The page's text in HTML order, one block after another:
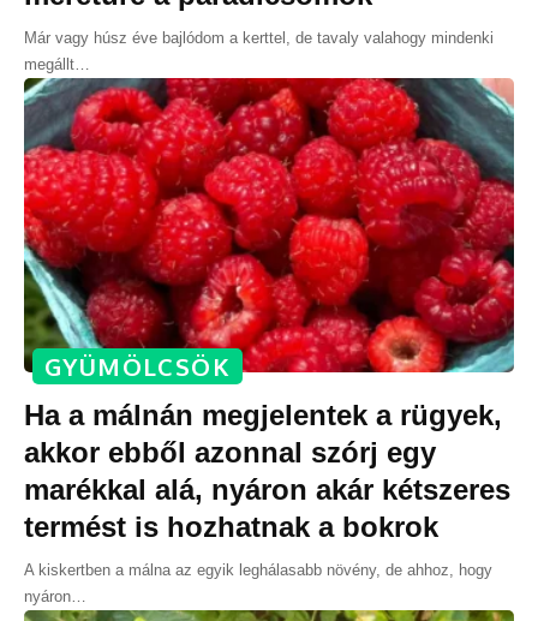
Már vagy húsz éve bajlódom a kerttel, de tavaly valahogy mindenki
megállt
GYÜMÖLCSÖK
Ha a málnán megjelentek a rügyek,
akkor ebből azonnal szórj egy
marékkal alá, nyáron akár kétszeres
termést is hozhatnak a bokrok
A kiskertben a málna az egyik leghálasabb növény, de ahhoz, hogy
nyáron